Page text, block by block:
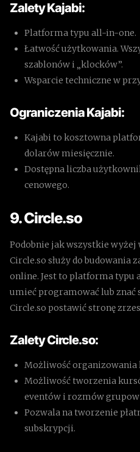
Zalety Kajabi:
Platforma typu all-in-one.
Łatwość użytkowania.
szablonów i „klocków”.
Wsparcie techniczne w
Ograniczenia Kajabi:
Kajabi to kosztowna
dolarów miesięcznie.
Dostępna liczba
cenowego.
9. Circle.so
Podobnie jak wszystkie
Circle.so służy do budowania
online. Jest to platforma typu
umieć programować lub znać
Circle.so postawić stronę
Zalety Circle.so:
Możliwość
Możliwość tworzenia
eventów i rozmów
Pozwala na tworzenie
subskrypcji.